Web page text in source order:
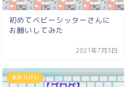
初めてベビーシッターさんに
お願いしてみた
2021年7月3日
生活（LIFE)